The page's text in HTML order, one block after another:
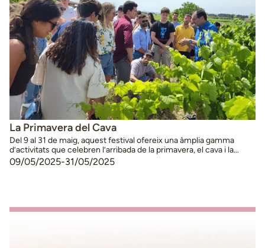
La Primavera del Cava
Del 9 al 31 de maig, aquest festival ofereix una àmplia gamma
d’activitats que celebren l’arribada de la primavera, el cava i la
gastronomia. Hi participen setze cellers elaboradors de cava de
les comarques de l’Alt Penedès, l’Alt Camp i la Conca de Barberà.
09/05/2025-31/05/2025